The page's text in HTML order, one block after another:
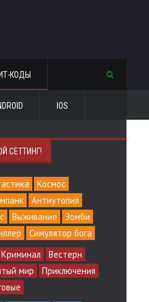
КОДЫ
IOS
СЕТТИНГ!
Космос
Антиутопия
Выживание
Зомби
Симулятор бога
Криминал
Вестерн
мир
Приключения